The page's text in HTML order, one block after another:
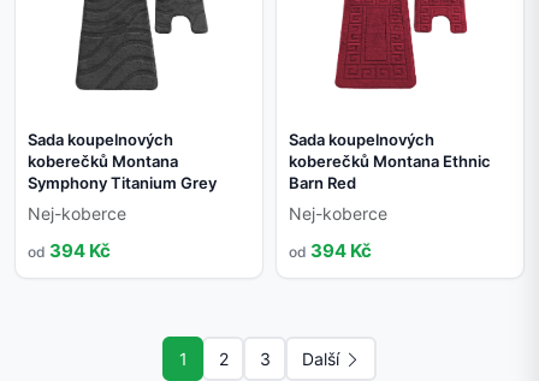
Sada koupelnových
koberečků Montana
Symphony Titanium Grey
Nej-koberce
od 394 Kč
Sada koupelnových
koberečků Montana Ethnic
Barn Red
Nej-koberce
od 394 Kč
1 2 3 Další